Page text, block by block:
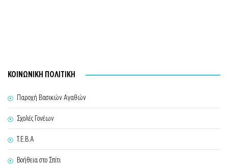
ΚΟΙΝΩΝΙΚΗ ΠΟΛΙΤΙΚΗ
Παροχή Βασικών Αγαθών
Σχολές Γονέων
Τ.Ε.Β.Α
Βοήθεια στο Σπίτι